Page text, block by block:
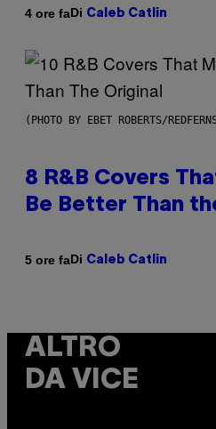
4 ore faDi Caleb Catlin
(PHOTO BY EBET ROBERTS/
8 R&B Covers
Be Better Than
5 ore faDi Caleb Catlin
ALTRO
DA VICE